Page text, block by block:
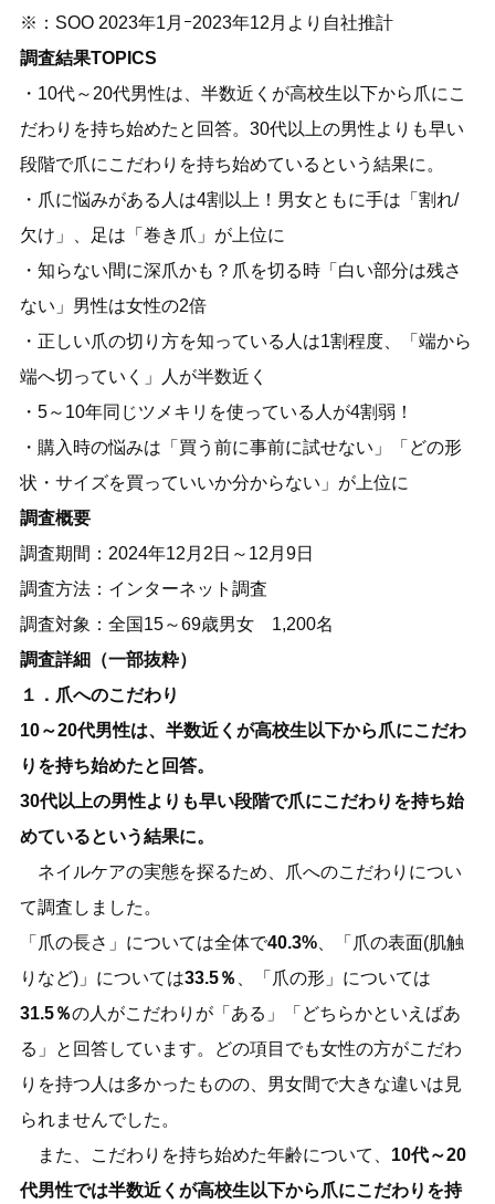
※：SOO 2023年1月ｰ2023年12月より自社推計
調査結果TOPICS
・10代～20代男性は、半数近くが高校生以下から爪にこ
だわりを持ち始めたと回答。30代以上の男性よりも早い
段階で爪にこだわりを持ち始めているという結果に。
・爪に悩みがある人は4割以上！男女ともに手は「割れ/
欠け」、足は「巻き爪」が上位に
・知らない間に深爪かも？爪を切る時「白い部分は残さ
ない」男性は女性の2倍
・正しい爪の切り方を知っている人は1割程度、「端から
端へ切っていく」人が半数近く
・5～10年同じツメキリを使っている人が4割弱！
・購入時の悩みは「買う前に事前に試せない」「どの形
状・サイズを買っていいか分からない」が上位に
調査概要
調査期間：2024年12月2日～12月9日
調査方法：インターネット調査
調査対象：全国15～69歳男女 1,200名
調査詳細（一部抜粋）
１．爪へのこだわり
10～20代男性は、半数近くが高校生以下から爪にこだわ
りを持ち始めたと回答。
30代以上の男性よりも早い段階で爪にこだわりを持ち始
めているという結果に。
ネイルケアの実態を探るため、爪へのこだわりについ
て調査しました。
「爪の長さ」については全体で40.3%、「爪の表面(肌触
りなど)」については33.5％
、「爪の形」については
31.5％の人がこだわりが「ある」「どちらかといえばあ
る」と回答しています。どの項目でも女性の方がこだわ
りを持つ人は多かったものの、男女間で大きな違いは見
られませんでした。
また、こだわりを持ち始めた年齢について、 10代～20
代男性では半数近くが高校生以下から爪にこだわりを持